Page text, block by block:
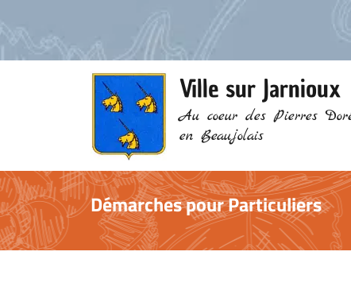
Ville sur Jarnioux
Au coeur des Pierres
en Beaujolais
Démarches pour Particuliers